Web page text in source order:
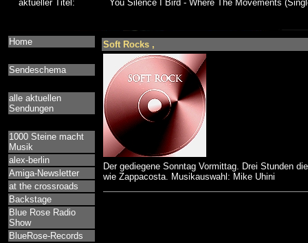
Home
Sendeschema
alle aktuellen
Sendungen
1000 Steine macht
Musik
alex-berlin
Amiga-Newsletter
at the crossroads
Backstage
Blue Rose Radio
Show
BlueRose-Records
Soft Rocks ,
Der gediegene Sonntag Vormittag. Drei Stunden
wie Zappacosta. Musikauswahl: Mike Uhini